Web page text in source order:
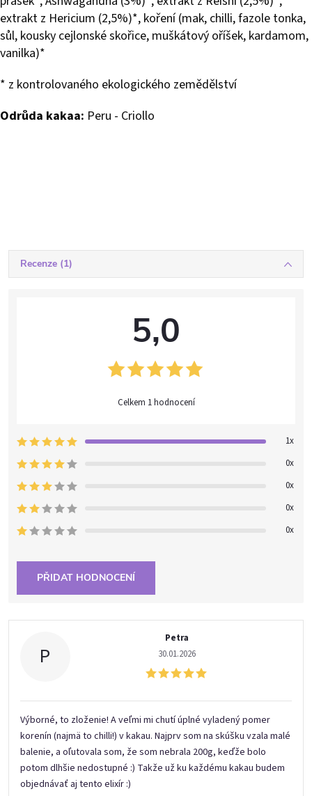
extrakt z Hericium (2,5%)*, koření (mak, chilli, fazole tonka,
sůl, kousky cejlonské skořice, muškátový oříšek, kardamom,
vanilka)*
* z kontrolovaného ekologického zemědělství
Odrůda kakaa: Peru - Criollo
Recenze (1)
5,0
1 hodnocení
1x
0x
0x
0x
0x
PŘIDAT HODNOCENÍ
Výpis hodnocení
P
Petra
30.01.2026
Výborné, to zloženie! A veľmi mi chutí úplné vyladený pomer
korenín (najmä to chilli!) v kakau. Najprv som na skúšku vzala malé
balenie, a oľutovala som, že som nebrala 200g, keďže bolo
potom dlhšie nedostupné :) Takže už ku každému kakau budem
objednávať aj tento elixír :)